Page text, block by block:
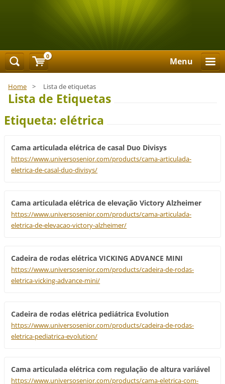
Menu
Home > Lista de etiquetas
Lista de Etiquetas
Etiqueta: elétrica
Cama articulada elétrica de casal Duo Divisys
https://www.universosenior.com/products/cama-articulada-
eletrica-de-casal-duo-divisys/
Cama articulada elétrica de elevação Victory Alzheimer
https://www.universosenior.com/products/cama-articulada-
eletrica-de-elevacao-victory-alzheimer/
Cadeira de rodas elétrica VICKING ADVANCE MINI
https://www.universosenior.com/products/cadeira-de-rodas-
eletrica-vicking-advance-mini/
Cadeira de rodas elétrica pediátrica Evolution
https://www.universosenior.com/products/cadeira-de-rodas-
eletrica-pediatrica-evolution/
Cama articulada elétrica com regulação de altura variável
https://www.universosenior.com/products/cama-eletrica-com-
0